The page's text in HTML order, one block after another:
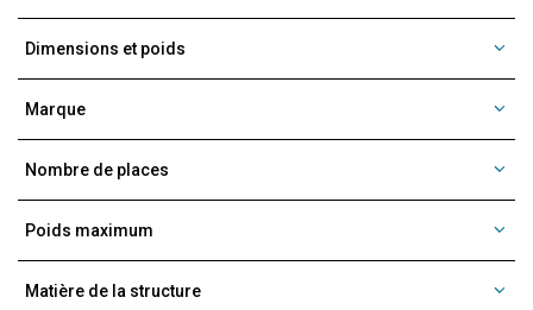
Dimensions et poids
Marque
Nombre de places
Poids maximum
Matière de la structure